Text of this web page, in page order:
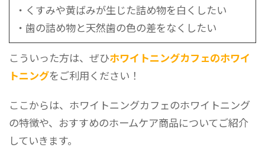
・くすみや黄ばみが生じた詰め物を白くしたい
・歯の詰め物と天然歯の色の差をなくしたい
こういった方は、ぜひホワイトニングカフェのホワイ
トニングをご利用ください！
ここからは、ホワイトニングカフェのホワイトニング
の特徴や、おすすめのホームケア商品についてご紹介
していきます。